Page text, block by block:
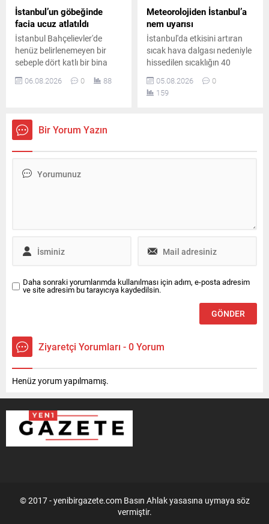
İstanbul’un göbeğinde
facia ucuz atlatıldı
İstanbul Bahçelievler'de
henüz belirlenemeyen bir
sebeple dört katlı bir bina
büyük bir gürültüyle yıkıldı.
Şans eseri daha önceden
güvenlik önlemleri alındı.
06.08.2026 0 88
Meteorolojiden İstanbul’a
nem uyarısı
İstanbul'da etkisini artıran
sıcak hava dalgası nedeniyle
hissedilen sıcaklığın 40
dereceye yaklaşması
bekleniyor. Gece saatlerinde
ise yüksek nem vatandaşları
05.08.2026
0
159
Bir Yorum Yazın
Daha sonraki yorumlarımda kullanılması için adım, e-posta adresim
ve site adresim bu tarayıcıya kaydedilsin.
Ziyaretçi Yorumları - 0 Yorum
Henüz yorum yapılmamış.
© 2017 - yenibirgazete.com Basın Ahlak yasasına uymaya söz
vermiştir.